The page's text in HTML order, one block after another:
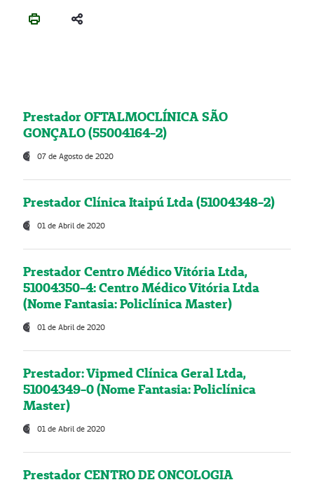
Prestador OFTALMOCLÍNICA SÃO
GONÇALO (55004164-2)
07 de Agosto de 2020
Prestador Clínica Itaipú Ltda (51004348-2)
01 de Abril de 2020
Prestador Centro Médico Vitória Ltda,
51004350-4: Centro Médico Vitória Ltda
(Nome Fantasia: Policlínica Master)
01 de Abril de 2020
Prestador: Vipmed Clínica Geral Ltda,
51004349-0 (Nome Fantasia: Policlínica
Master)
01 de Abril de 2020
Prestador CENTRO DE ONCOLOGIA